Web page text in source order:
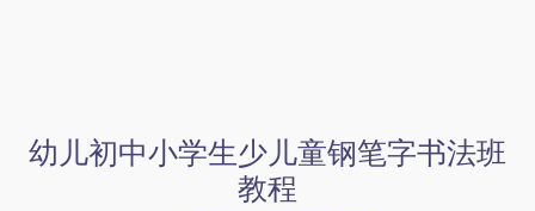
幼儿初中小学生少儿童钢笔字书法班
教程